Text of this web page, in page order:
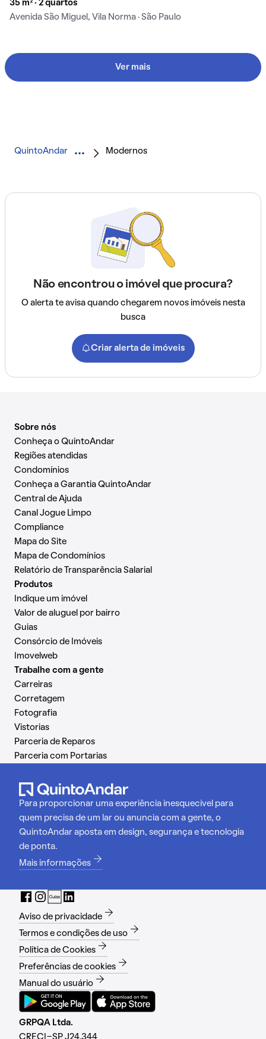
35 m² · 2 quartos
Avenida São Miguel, Vila Norma · São Paulo
Ver mais
QuintoAndar Modernos
Não encontrou o imóvel que procura?
O alerta te avisa quando chegarem novos imóveis nesta
busca
Criar alerta de imóveis
Sobre nós
Conheça o QuintoAndar
Regiões atendidas
Condomínios
Conheça a Garantia QuintoAndar
Central de Ajuda
Canal Jogue Limpo
Compliance
Mapa do Site
Mapa de Condomínios
Relatório de Transparência Salarial
Produtos
Indique um imóvel
Valor de aluguel por bairro
Guias
Consórcio de Imóveis
Imovelweb
Trabalhe com a gente
Carreiras
Corretagem
Fotografia
Vistorias
Parceria de Reparos
Parceria com Portarias
Para proporcionar uma experiência inesquecível para
quem precisa de um lar ou anuncia com a gente, o
QuintoAndar aposta em design, segurança e tecnologia
de ponta.
Mais informações
Aviso de privacidade
Termos e condições de uso
Política de Cookies
Preferências de cookies
Manual do usuário
GRPQA Ltda.
CRECI-SP J24.344